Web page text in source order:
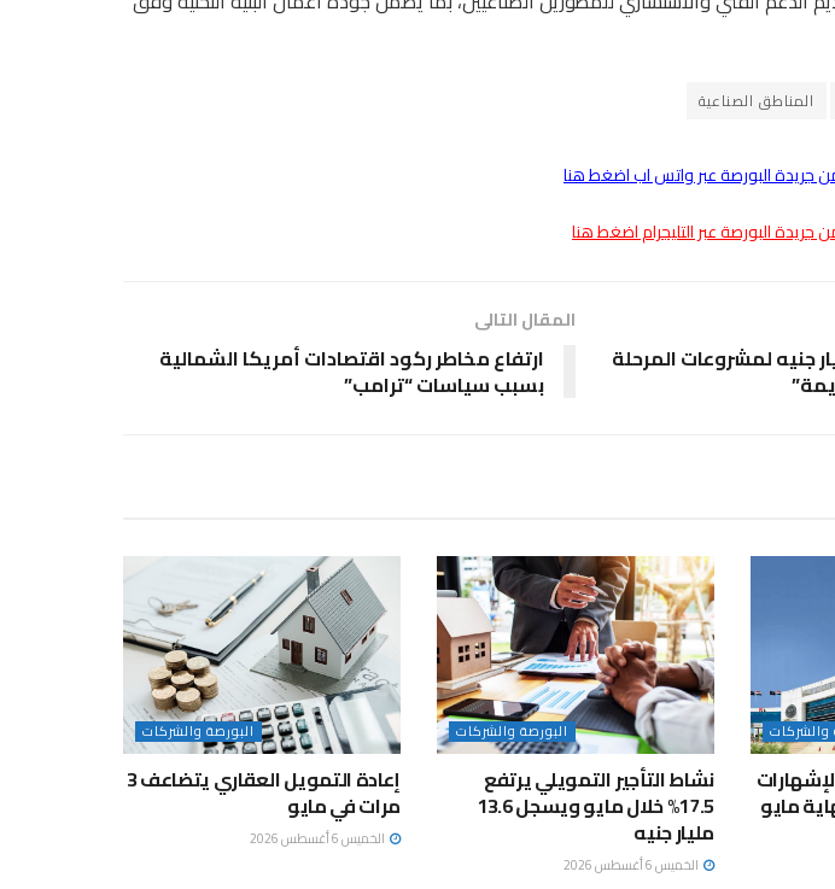
المناطق الصناعية
من جريدة البورصة عبر واتس اب اضغط هنا
من جريدة البورصة عبر التليجرام اضغط هنا
350 مليار جنيه لمشروعات المرحلة
المقال التالى
ارتفاع مخاطر ركود اقتصادات أمريكا الشمالية
بسبب سياسات “ترامب”
والشركات
مايو
البورصة والشركات
نشاط التأجير التمويلي يرتفع
17.5% خلال مايو ويسجل 13.6
مليار جنيه
الخميس 6 أغسطس 2026
البورصة والشركات
إعادة التمويل العقاري يتضاعف 3
مرات في مايو
الخميس 6 أغسطس 2026